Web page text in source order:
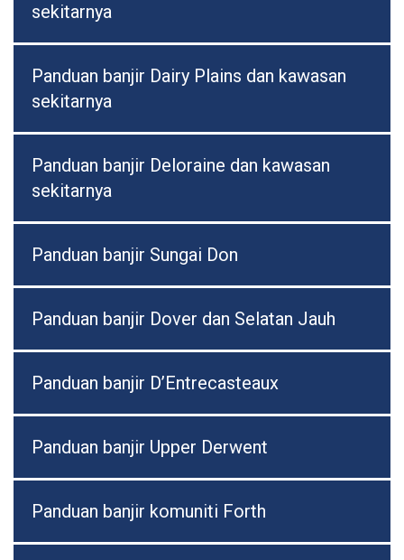
sekitarnya
Panduan banjir Dairy Plains dan kawasan
sekitarnya
Panduan banjir Deloraine dan kawasan
sekitarnya
Panduan banjir Sungai Don
Panduan banjir Dover dan Selatan Jauh
Panduan banjir D’Entrecasteaux
Panduan banjir Upper Derwent
Panduan banjir komuniti Forth